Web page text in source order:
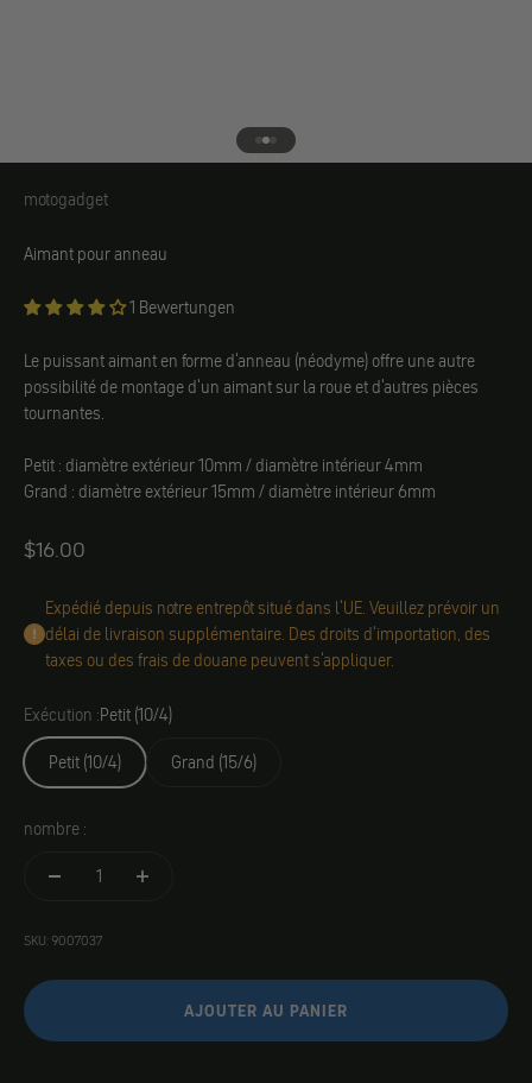
Aller à l'élément 1
Aller à l'élément 2
Aller à l'élément 3
motogadget
motogadget
Aimant pour anneau
1 Bewertungen
Le puissant aimant en forme d'anneau (néodyme) offre une autre
possibilité de montage d'un aimant sur la roue et d'autres pièces
tournantes.
Petit : diamètre extérieur 10mm / diamètre intérieur 4mm
Grand : diamètre extérieur 15mm / diamètre intérieur 6mm
Angebot
$16.00
Expédié depuis notre entrepôt situé dans l'UE. Veuillez prévoir un
délai de livraison supplémentaire. Des droits d'importation, des
taxes ou des frais de douane peuvent s'appliquer.
Exécution :Petit (10/4)
Petit (10/4)
Grand (15/6)
nombre :
SKU: 9007037
AJOUTER AU PANIER